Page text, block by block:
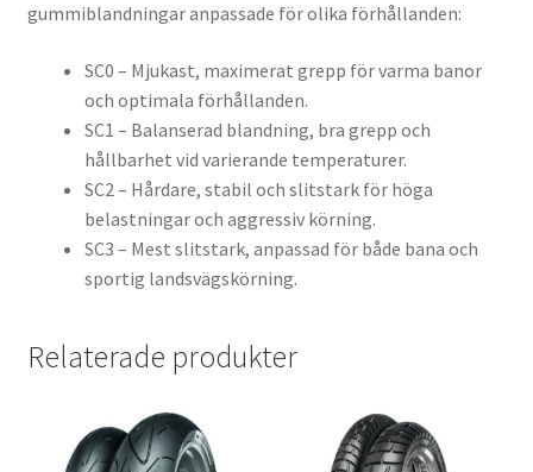
gummiblandningar anpassade för olika förhållanden:
SC0 – Mjukast, maximerat grepp för varma banor
och optimala förhållanden.
SC1 – Balanserad blandning, bra grepp och
hållbarhet vid varierande temperaturer.
SC2 – Hårdare, stabil och slitstark för höga
belastningar och aggressiv körning.
SC3 – Mest slitstark, anpassad för både bana och
sportig landsvägskörning.
Relaterade produkter